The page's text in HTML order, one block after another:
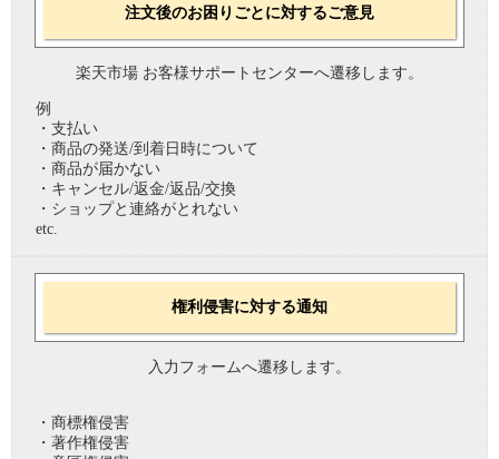
注文後のお困りごとに対するご意見
楽天市場 お客様サポートセンターへ遷移します。
例
・支払い
・商品の発送/到着日時について
・商品が届かない
・キャンセル/返金/返品/交換
・ショップと連絡がとれない
etc.
権利侵害に対する通知
入力フォームへ遷移します。
・商標権侵害
・著作権侵害